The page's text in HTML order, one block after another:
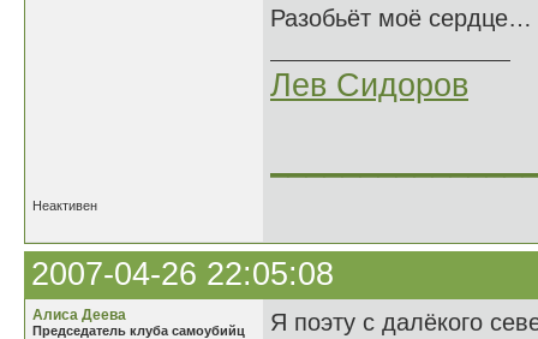
Разобьёт моё сердце…
Лев Сидоров
Неактивен
2007-04-26 22:05:08
Алиса Деева
Председатель клуба самоубийц
Я поэту с далёкого